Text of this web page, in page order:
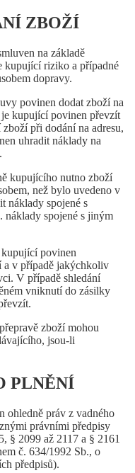
ZBOŽÍ
na základě
kupující riziko a případné
dopravy.
povinen dodat zboží na
kupující povinen převzít
při dodání na adresu,
uhradit náklady na
kupujícího nutno zboží
než bylo uvedeno v
náklady spojené s
náklady spojené s jiným
povinen
a v případě jakýchkoliv
V případě shledání
vniknutí do zásilky
zboží mohou
jsou-li
PLNĚNÍ
ohledně práv z vadného
právními předpisy
§ 2099 až 2117 a § 2161
č. 634/1992 Sb., o
předpisů).